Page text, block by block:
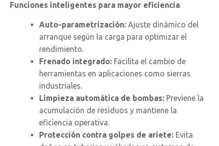
Funciones inteligentes para mayor eficiencia
Auto-parametrización: Ajuste dinámico del
arranque según la carga para optimizar el
rendimiento.
Frenado integrado: Facilita el cambio de
herramientas en aplicaciones como sierras
industriales.
Limpieza automática de bombas: Previene la
acumulación de residuos y mantiene la
eficiencia operativa.
Protección contra golpes de ariete: Evita